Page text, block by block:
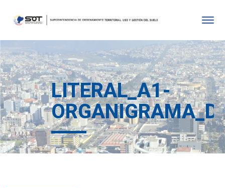
LITERAL_A1-